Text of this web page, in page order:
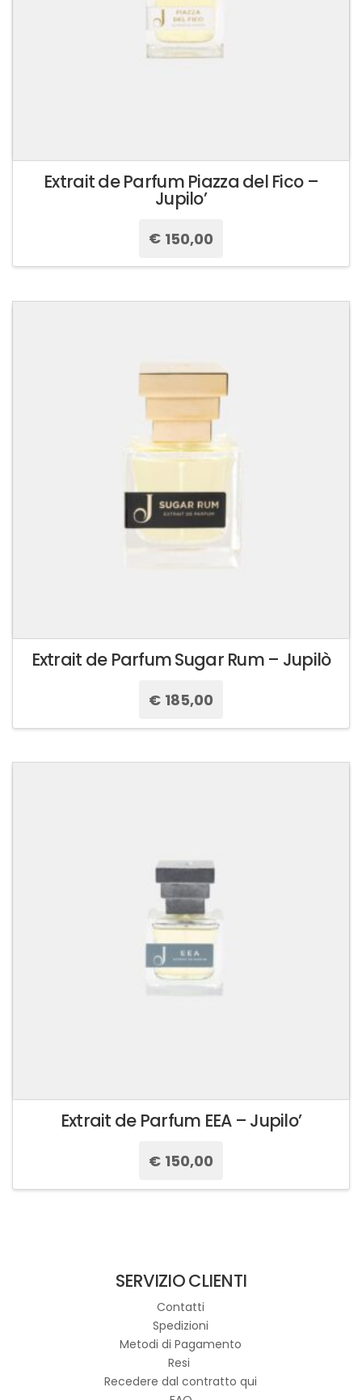
Extrait de Parfum Piazza del Fico –
Jupilo’
€ 150,00
Extrait de Parfum Sugar Rum – Jupilò
€ 185,00
Extrait de Parfum EEA – Jupilo’
€ 150,00
SERVIZIO CLIENTI
Contatti
Spedizioni
Metodi di Pagamento
Resi
Recedere dal contratto qui